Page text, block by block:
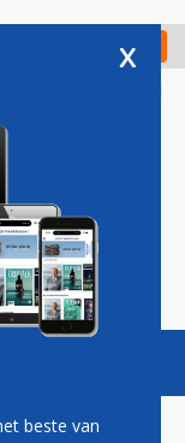
Check in
Vacatures
x
beste van